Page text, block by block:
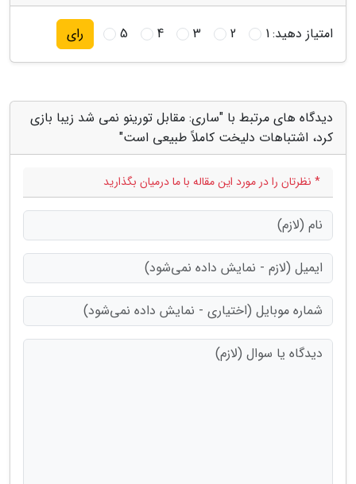
امتیاز دهید:1
2
3
4
5 رای
دیدگاه های مرتبط با "ساری: مقابل تورینو نمی شد زیبا بازی
کرد، اشتباهات دلیخت کاملاً طبیعی است"
* نظرتان را در مورد این مقاله با ما درمیان بگذارید